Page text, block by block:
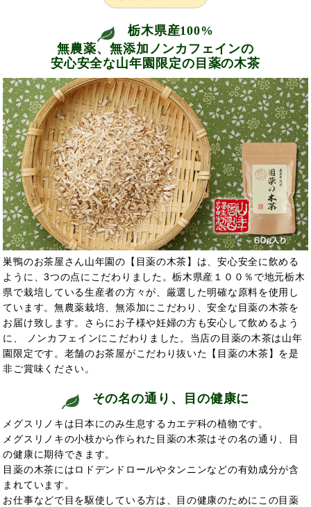
栃木県産100%
無農薬、無添加ノンカフェインの
安心安全な山年園限定の目薬の木茶
巣鴨のお茶屋さん山年園の【目薬の木茶】は、安心安全に飲める
ように、3つの点にこだわりました。栃木県産１００％で地元栃木
県で栽培している生産者の方々が、厳選した明確な原料を使用し
ています。無農薬栽培、無添加にこだわり、安全な目薬の木茶を
お届け致します。さらにお子様や妊婦の方も安心して飲めるよう
に、 ノンカフェインにこだわりました。当店の目薬の木茶は山年
園限定です。老舗のお茶屋がこだわり抜いた【目薬の木茶】を是
非ご賞味ください。
その名の通り、目の健康に
メグスリノキは日本にのみ生息するカエデ科の植物です。
メグスリノキの小枝から作られた目薬の木茶はその名の通り、目
の健康に期待できます。
目薬の木茶にはロドデンドロールやタンニンなどの有効成分が含
まれています。
お仕事などで目を駆使している方は、目の健康のためにこの目薬